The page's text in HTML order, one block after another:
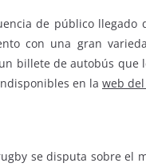
de público
con una gran
billete de autobús que
en la web
se disputa sobre el